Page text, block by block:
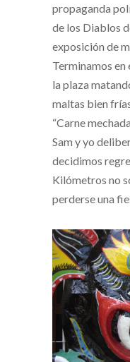
propaganda
de los Diablos
exposición de
Terminamos
la plaza
maltas bien
“Carne
Sam y yo
decidimos
Kilómetros no
perderse una